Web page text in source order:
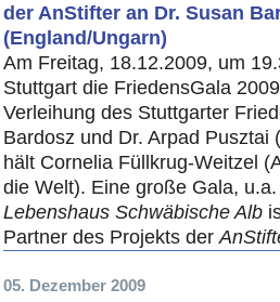
der AnStifter an Dr. Susan
(England/Ungarn)
Am Freitag, 18.12.2009, um
Stuttgart die FriedensGala
Verleihung des Stuttgarter
Bardosz und Dr. Arpad
hält Cornelia Füllkrug-Weitzel
die Welt). Eine große Gala,
Lebenshaus Schwäbische Alb
Partner des Projekts der
05. Dezember 2009